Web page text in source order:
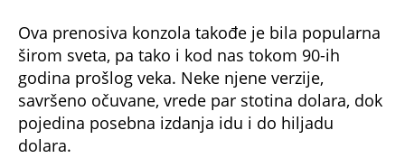
Ova prenosiva konzola takođe je bila popularna
širom sveta, pa tako i kod nas tokom 90-ih
godina prošlog veka. Neke njene verzije,
savršeno očuvane, vrede par stotina dolara, dok
pojedina posebna izdanja idu i do hiljadu
dolara.